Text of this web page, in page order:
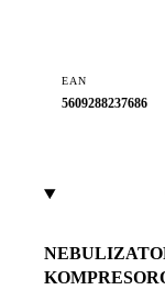
EAN
5609288237686